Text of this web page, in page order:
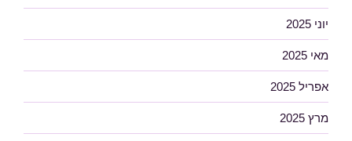
יוני 2025
מאי 2025
אפריל 2025
מרץ 2025